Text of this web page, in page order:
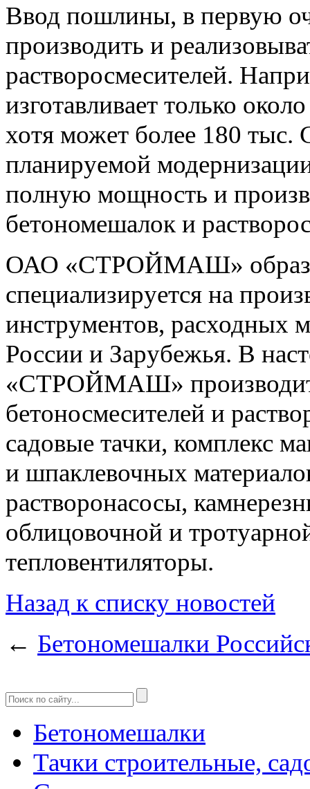
Ввод пошлины, в первую
производить и
растворосмесителей.
изготавливает только
хотя может более 180 тыс.
планируемой
полную мощность и
бетономешалок и
ОАО «СТРОЙМАШ»
специализируется на
инструментов, расходных
России и Зарубежья. В
«СТРОЙМАШ»
бетоносмесителей и
садовые тачки, комплекс
и шпаклевочных
растворонасосы,
облицовочной и
тепловентиляторы.
Назад к списку новостей
← Бетономешалки
Бетономешалки
Тачки строительные,